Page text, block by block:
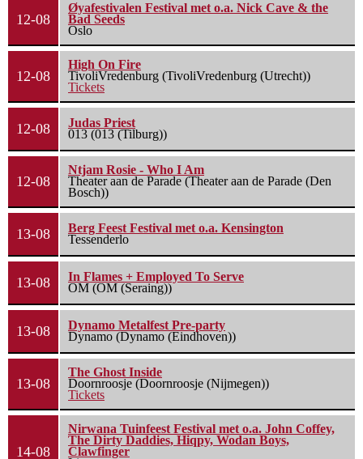
12-08
Øyafestivalen Festival met o.a. Nick Cave & the
Bad Seeds
Oslo
12-08
High On Fire
TivoliVredenburg (TivoliVredenburg (Utrecht))
Tickets
12-08
Judas Priest
013 (013 (Tilburg))
12-08
Ntjam Rosie - Who I Am
Theater aan de Parade (Theater aan de Parade (Den
Bosch))
13-08
Berg Feest Festival met o.a. Kensington
Tessenderlo
13-08
In Flames + Employed To Serve
OM (OM (Seraing))
13-08
Dynamo Metalfest Pre-party
Dynamo (Dynamo (Eindhoven))
13-08
The Ghost Inside
Doornroosje (Doornroosje (Nijmegen))
Tickets
14-08
Nirwana Tuinfeest Festival met o.a. John Coffey,
The Dirty Daddies, Hiqpy, Wodan Boys,
Clawfinger